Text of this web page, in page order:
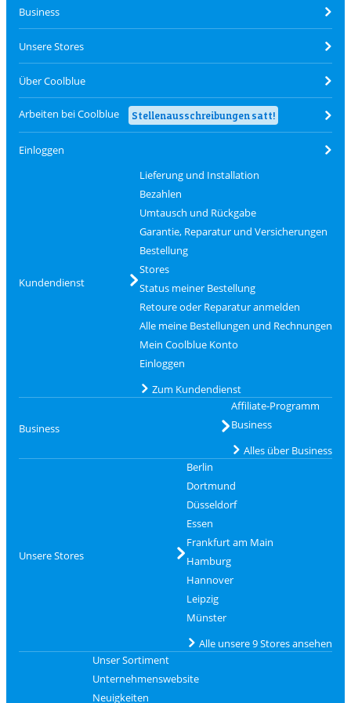
Business
Unsere Stores
Über Coolblue
Arbeiten bei Coolblue Stellenausschreibungen satt!
Einloggen
Kundendienst
Lieferung und Installation
Bezahlen
Umtausch und Rückgabe
Garantie, Reparatur und Versicherungen
Bestellung
Stores
Status meiner Bestellung
Retoure oder Reparatur anmelden
Alle meine Bestellungen und Rechnungen
Mein Coolblue Konto
Einloggen
Zum Kundendienst
Business
Affiliate-Programm
Business
Alles über Business
Unsere Stores
Berlin
Dortmund
Düsseldorf
Essen
Frankfurt am Main
Hamburg
Hannover
Leipzig
Münster
Alle unsere 9 Stores ansehen
Unser Sortiment
Unternehmenswebsite
Neuigkeiten